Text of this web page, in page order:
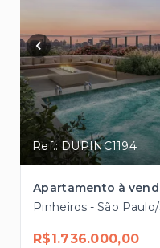
Ref.: DUPINC1194
Pinheiros - São
R$1.736.000,00